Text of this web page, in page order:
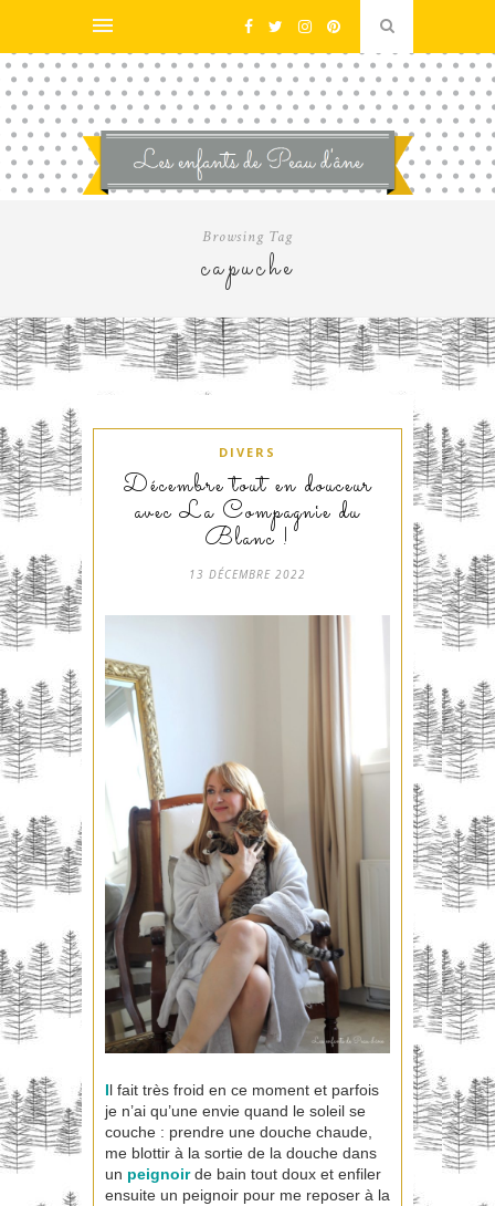
Browsing Tag
capuche
DIVERS
Décembre tout en douceur
avec La Compagnie du
Blanc !
13 DÉCEMBRE 2022
Il fait très froid en ce moment et parfois
je n’ai qu’une envie quand le soleil se
couche : prendre une douche chaude,
me blottir à la sortie de la douche dans
un peignoir de bain tout doux et enfiler
ensuite un peignoir pour me reposer à la